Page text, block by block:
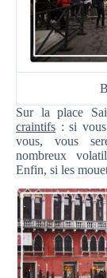
Sur la place
craintifs : si
vous, vous
nombreux
Enfin, si les